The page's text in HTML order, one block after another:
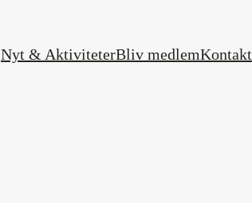
Nyt & AktiviteterBliv medlemKontakt